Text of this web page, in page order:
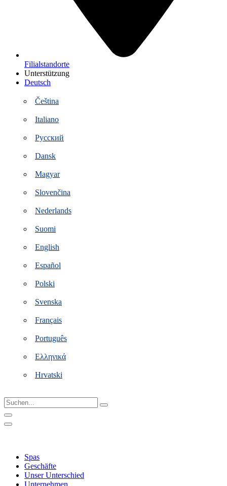
Filialstandorte
Unterstützung
Deutsch
Čeština
Italiano
Русский
Dansk
Magyar
Slovenčina
Nederlands
Suomi
English
Español
Polski
Svenska
Français
Português
Ελληνικά
Hrvatski
Suchen...
Spas
Geschäfte
Unser Unterschied